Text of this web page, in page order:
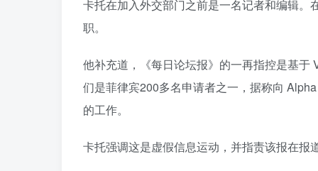
卡托在加入外交部门之前是一名记者和编辑
职。
他补充道，《每日论坛报》的一再指控是基
们是菲律宾200多名申请者之一，据称向
的工作。
卡托强调这是虚假信息运动，并指责该报在报